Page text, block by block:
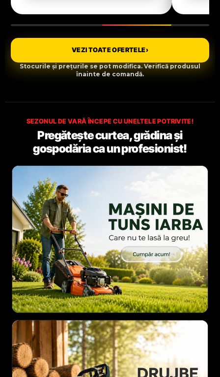
VEZI TOATE OFERTELE›
Stocurile și prețurile se pot modifica. Verifică produsul
înainte de comandă.
SEZONUL DE VARĂ ÎNCEPE CU UNELTELE POTRIVITE!
Pregătește curtea, grădina și
gospodăria ca un profesionist!